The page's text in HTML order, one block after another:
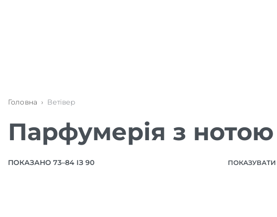
Головна › Ветівер
Парфумерія з нотою
ПОКАЗАНО 73–84 ІЗ 90 ПОКАЗУВАТИ